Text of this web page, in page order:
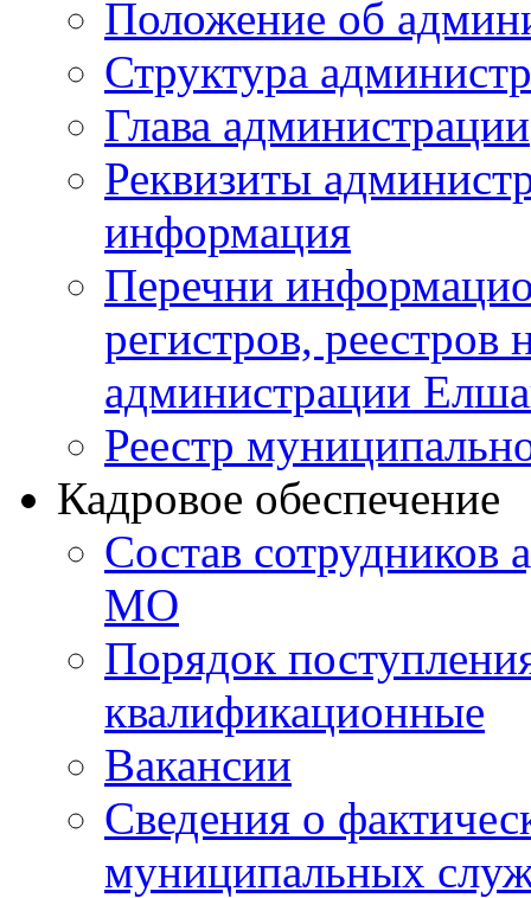
Положение об
Структура
Глава администрации
Реквизиты
информация
Перечни
регистров, реестров
администрации
Реестр
Кадровое обеспечение
Состав сотрудников
МО
Порядок
квалификационные
Вакансии
Сведения о
муниципальных